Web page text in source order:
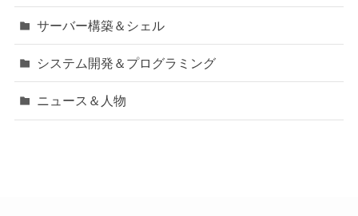
サーバー構築＆シェル
システム開発＆プログラミング
ニュース＆人物